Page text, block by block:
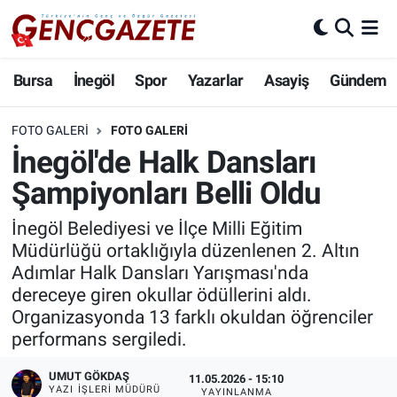
Bursa İnegöl Spor Yazarlar Asayiş Gündem
FOTO GALERI FOTO GALERI
İnegöl'de Halk Dansları
Şampiyonları Belli Oldu
İnegöl Belediyesi ve İlçe Milli Eğitim
Müdürlüğü ortaklığıyla düzenlenen 2. Altın
Adımlar Halk Dansları Yarışması'nda
dereceye giren okullar ödüllerini aldı.
Organizasyonda 13 farklı okuldan öğrenciler
performans sergiledi.
UMUT GÖKDAŞ
YAZI İŞLERI MÜDÜRÜ
11.05.2026 - 15:10
YAYINLANMA
Bursa
İnegöl
3.SAYFA
Spor
Eğitim
Ekonomi
Güncel
İnanç
Nöbetçi Eczaneler
Hava Durumu
Trafik Durumu
Süper Lig Puan Durumu ve Fikstür
Tüm Manşetler
Son Dakika Haberleri
Haber Arşivi